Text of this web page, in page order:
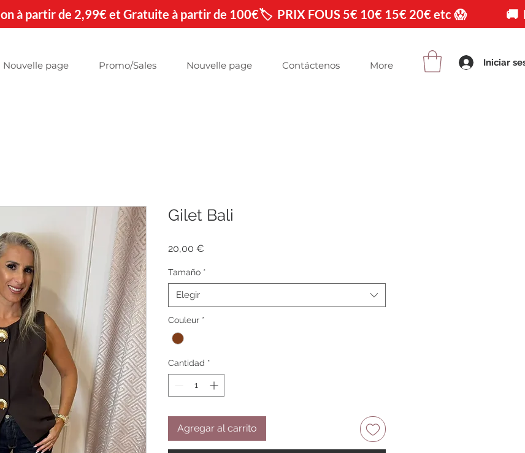
à partir de 2,99€ et Gratuite à partir de 100€
Nouvelle page Promo/Sales Nouvelle page Contáctenos More Iniciar
Gilet Bali
20,00 €
Tamaño *
Elegir
Couleur *
Cantidad *
Agregar al carrito